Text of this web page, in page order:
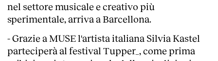
nel settore musicale e creativo più
sperimentale, arriva a Barcellona.
- Grazie a MUSE l'artista italiana Silvia Kastel
parteciperà al festival Tupper_, come prima